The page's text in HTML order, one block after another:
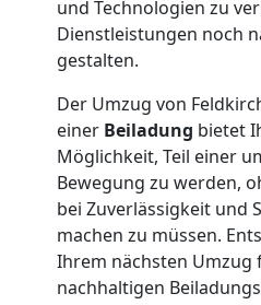
und Technologien zu
Dienstleistungen noch
gestalten.
Der Umzug von
einer Beiladung bietet
Möglichkeit, Teil einer
Bewegung zu werden,
bei Zuverlässigkeit und
machen zu müssen.
Ihrem nächsten Umzug
nachhaltigen
für
Senioren
Feldkirch
Fernumzug